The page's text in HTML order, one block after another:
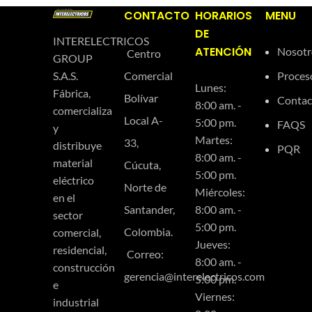
INTERELECTRICOS
GROUP
S.A.S.
Fábrica,
comercializa
y
distribuye
material
eléctrico
en el
sector
comercial,
residencial,
construcción
e
industrial
CONTACTO
Centro
Comercial
Bolívar
Local A-
33,
Cúcuta,
Norte de
Santander,
Colombia.
Correo:
gerencia@interelectricos.com
HORARIOS
DE
ATENCIÓN
Lunes:
8:00 am. -
5:00 pm.
Martes:
8:00 am. -
5:00 pm.
Miércoles:
8:00 am. -
5:00 pm.
Jueves:
8:00 am. -
5:00 pm.
Viernes:
MENU
FAQS
PQR